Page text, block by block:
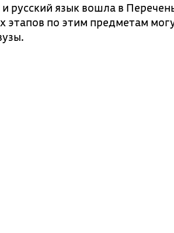
русский язык вошла в
по этим предметам